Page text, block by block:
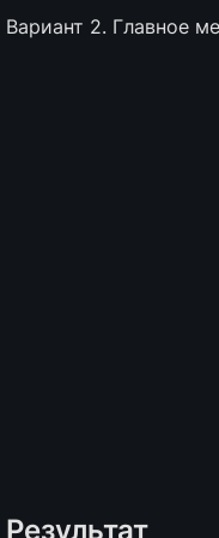
Вариант 2. Главное
Результат